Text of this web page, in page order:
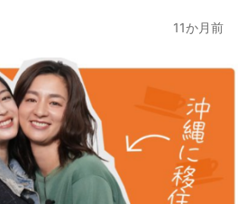
11か月前